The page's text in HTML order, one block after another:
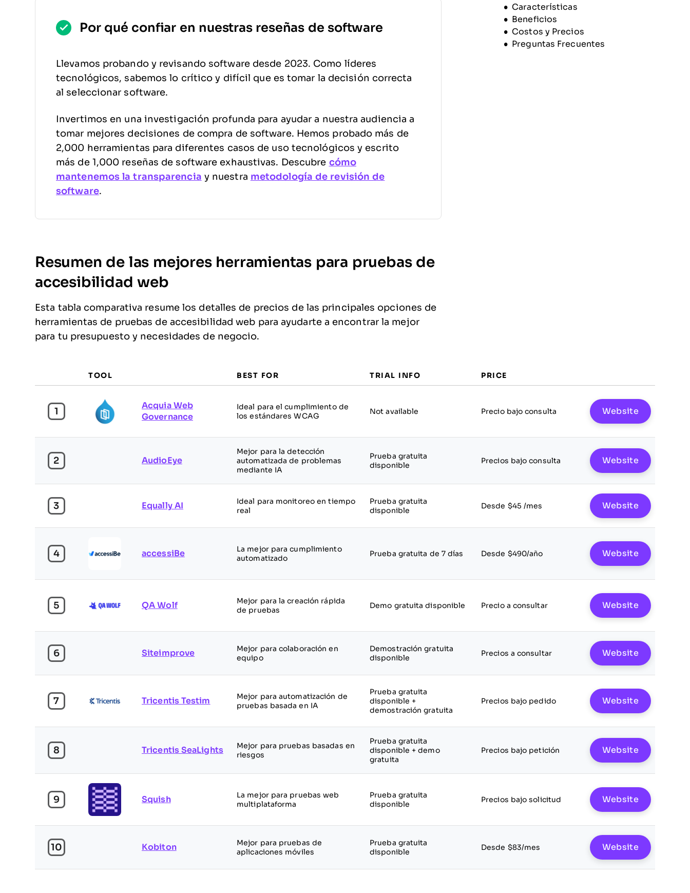
Por qué confiar en nuestras reseñas de software
Llevamos probando y revisando software desde 2023. Como líderes
tecnológicos, sabemos lo crítico y difícil que es tomar la decisión correcta
al seleccionar software.
Invertimos en una investigación profunda para ayudar a nuestra audiencia a
tomar mejores decisiones de compra de software. Hemos probado más de
2,000 herramientas para diferentes casos de uso tecnológicos y escrito
más de 1,000 reseñas de software exhaustivas. Descubre cómo
mantenemos la transparencia y nuestra metodología de revisión de
software.
Resumen de las mejores herramientas para pruebas de
accesibilidad web
Esta tabla comparativa resume los detalles de precios de las principales opciones de
herramientas de pruebas de accesibilidad web para ayudarte a encontrar la mejor
para tu presupuesto y necesidades de negocio.
TOOL BEST FOR TRIAL INFO PRICE
1
Acquia Web
Governance
Ideal para el cumplimiento de
los estándares WCAG
Not available Precio bajo consulta Website
2 AudioEye
Mejor para la detección
automatizada de problemas
mediante IA
Prueba gratuita
disponible
Precios bajo consulta Website
3 Equally AI
Ideal para monitoreo en tiempo
real
Prueba gratuita
disponible
Desde $45 /mes Website
4 accessiBe
La mejor para cumplimiento
automatizado
Prueba gratuita de 7 días Desde $490/año Website
5 QA Wolf
Mejor para la creación rápida
de pruebas
Demo gratuita disponible Precio a consultar Website
6 Siteimprove
Mejor para colaboración en
equipo
Demostración gratuita
disponible
Precios a consultar Website
7 Tricentis Testim
Mejor para automatización de
pruebas basada en IA
Prueba gratuita
disponible +
demostración gratuita
Precios bajo pedido Website
8 Tricentis SeaLights
Mejor para pruebas basadas en
riesgos
Prueba gratuita
disponible + demo
gratuita
Precios bajo petición Website
9 Squish
La mejor para pruebas web
multiplataforma
Prueba gratuita
disponible
Precios bajo solicitud Website
10 Kobiton
Mejor para pruebas de
aplicaciones móviles
Prueba gratuita
disponible
Desde $83/mes Website
Características
Beneficios
Costos y Precios
Preguntas Frecuentes